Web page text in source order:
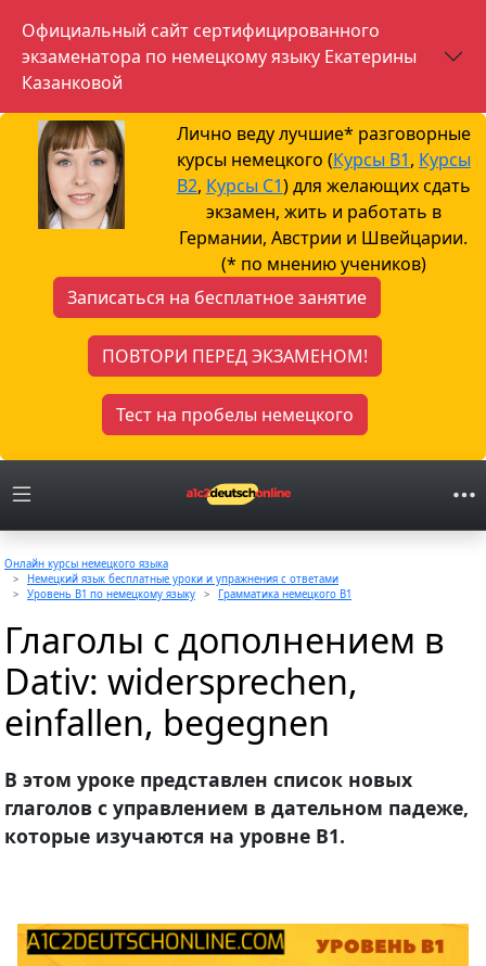
Официальный сайт сертифицированного
экзаменатора по немецкому языку Екатерины
Казанковой
Лично веду лучшие* разговорные
курсы немецкого (Курсы B1, Курсы
B2, Курсы С1) для желающих сдать
экзамен, жить и работать в
Германии, Австрии и Швейцарии.
(* по мнению учеников)
Записаться на бесплатное занятие
ПОВТОРИ ПЕРЕД ЭКЗАМЕНОМ!
Тест на пробелы немецкого
Онлайн курсы немецкого языка
Немецкий язык бесплатные уроки и упражнения с ответами
Уровень B1 по немецкому языку
Грамматика немецкого B1
Глаголы с дополнением в
Dativ: widersprechen,
einfallen, begegnen
В этом уроке представлен список новых
глаголов с управлением в дательном падеже,
которые изучаются на уровне В1.